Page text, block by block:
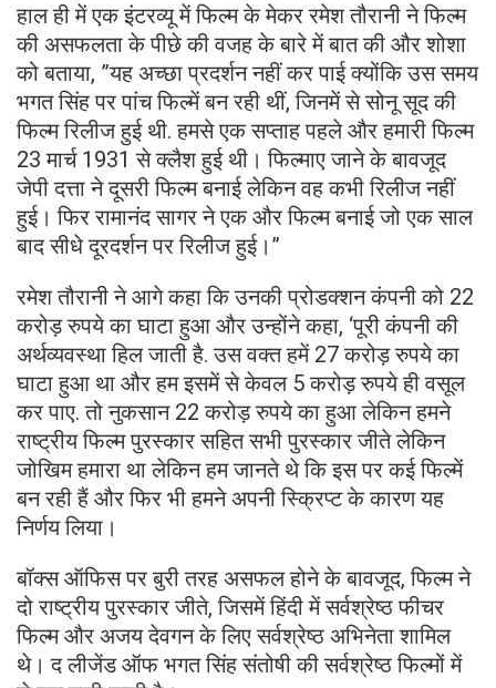
हाल ही में एक इंटरव्यू में फिल्म के मेकर रमेश तौरानी ने फिल्म
की असफलता के पीछे की वजह के बारे में बात की और शोशा
को बताया, ”यह अच्छा प्रदर्शन नहीं कर पाई क्योंकि उस समय
भगत सिंह पर पांच फिल्में बन रही थीं, जिनमें से सोनू सूद की
फिल्म रिलीज हुई थी. हमसे एक सप्ताह पहले और हमारी फिल्म
23 मार्च 1931 से क्लैश हुई थी। फिल्माए जाने के बावजूद
जेपी दत्ता ने दूसरी फिल्म बनाई लेकिन वह कभी रिलीज नहीं
हुई। फिर रामानंद सागर ने एक और फिल्म बनाई जो एक साल
बाद सीधे दूरदर्शन पर रिलीज हुई।”
रमेश तौरानी ने आगे कहा कि उनकी प्रोडक्शन कंपनी को 22
करोड़ रुपये का घाटा हुआ और उन्होंने कहा, ‘पूरी कंपनी की
अर्थव्यवस्था हिल जाती है. उस वक्त हमें 27 करोड़ रुपये का
घाटा हुआ था और हम इसमें से केवल 5 करोड़ रुपये ही वसूल
कर पाए. तो नुकसान 22 करोड़ रुपये का हुआ लेकिन हमने
राष्ट्रीय फिल्म पुरस्कार सहित सभी पुरस्कार जीते लेकिन
जोखिम हमारा था लेकिन हम जानते थे कि इस पर कई फिल्में
बन रही हैं और फिर भी हमने अपनी स्क्रिप्ट के कारण यह
निर्णय लिया।
बॉक्स ऑफिस पर बुरी तरह असफल होने के बावजूद, फिल्म ने
दो राष्ट्रीय पुरस्कार जीते, जिसमें हिंदी में सर्वश्रेष्ठ फीचर
फिल्म और अजय देवगन के लिए सर्वश्रेष्ठ अभिनेता शामिल
थे। द लीजेंड ऑफ भगत सिंह संतोषी की सर्वश्रेष्ठ फिल्मों में